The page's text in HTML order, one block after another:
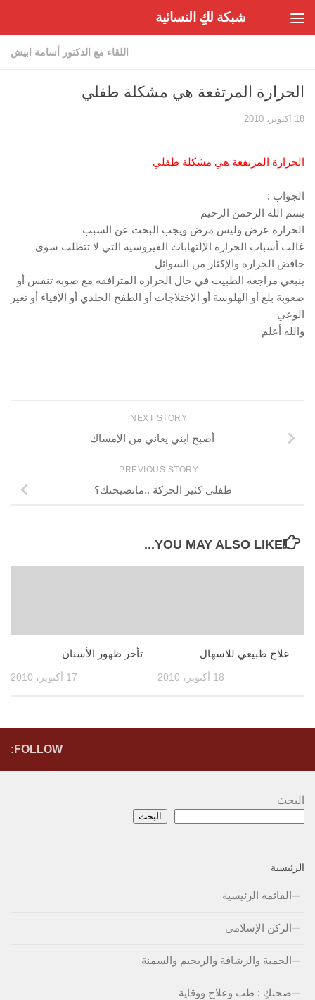
شبكة لكِ النسائية
اللقاء مع الدكتور أسامة ابيش
الحرارة المرتفعة هي مشكلة طفلي
18 أكتوبر، 2010
الحرارة المرتفعة هي مشكلة طفلي
الجواب :
بسم الله الرحمن الرحيم
الحرارة عرض وليس مرض ويجب البحث عن السبب
غالب أسباب الحرارة الإلتهابات الفيروسية التي لا تتطلب سوى
خافض الحرارة والإكثار من السوائل
ينبغي مراجعة الطبيب في حال الحرارة المترافقة مع صوبة تنفس أو
صعوبة بلع أو الهلوسة أو الإختلاجات أو الطفح الجلدي أو الإقياء أو تغير
الوعي
والله أعلم
NEXT STORY
أصبح ابني يعاني من الإمساك
PREVIOUS STORY
طفلي كثير الحركة ..مانصيحتك؟
YOU MAY ALSO LIKE...
تأخر ظهور الأسنان
17 أكتوبر، 2010
علاج طبيعي للاسهال
18 أكتوبر، 2010
FOLLOW:
البحث
البحث
الرئيسية
القائمة الرئيسية
الركن الإسلامي
الحمية والرشاقة والريجيم والسمنة
صحتكِ : طب وعلاج ووقاية